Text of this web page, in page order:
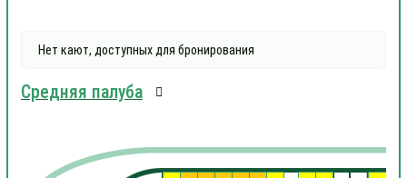
Нет кают, доступных для бронирования
Средняя палуба